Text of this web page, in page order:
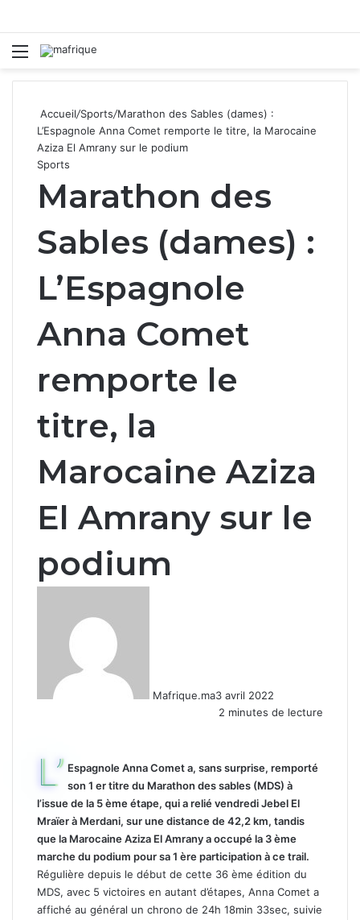
Menu
Accueil/Sports/Marathon des Sables (dames) :
L’Espagnole Anna Comet remporte le titre, la Marocaine
Aziza El Amrany sur le podium
Sports
Marathon des
Sables (dames) :
L’Espagnole
Anna Comet
remporte le
titre, la
Marocaine Aziza
El Amrany sur le
podium
Mafrique.ma3 avril 2022
2 minutes de lecture
L’ Espagnole Anna Comet a, sans surprise, remporté
son 1 er titre du Marathon des sables (MDS) à
l’issue de la 5 ème étape, qui a relié vendredi Jebel El
Mraïer à Merdani, sur une distance de 42,2 km, tandis
que la Marocaine Aziza El Amrany a occupé la 3 ème
marche du podium pour sa 1 ère participation à ce trail.
Régulière depuis le début de cette 36 ème édition du
MDS, avec 5 victoires en autant d’étapes, Anna Comet a
affiché au général un chrono de 24h 18min 33sec, suivie